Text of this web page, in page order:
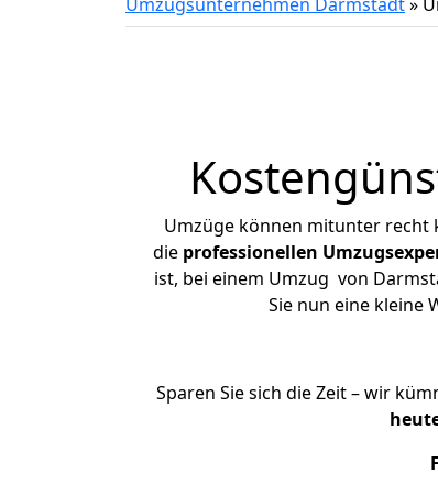
Umzüge können mitunter recht
die professionellen
ist, bei einem Umzug von
Sie nun eine kleine
Sparen Sie sich die Zeit – wir